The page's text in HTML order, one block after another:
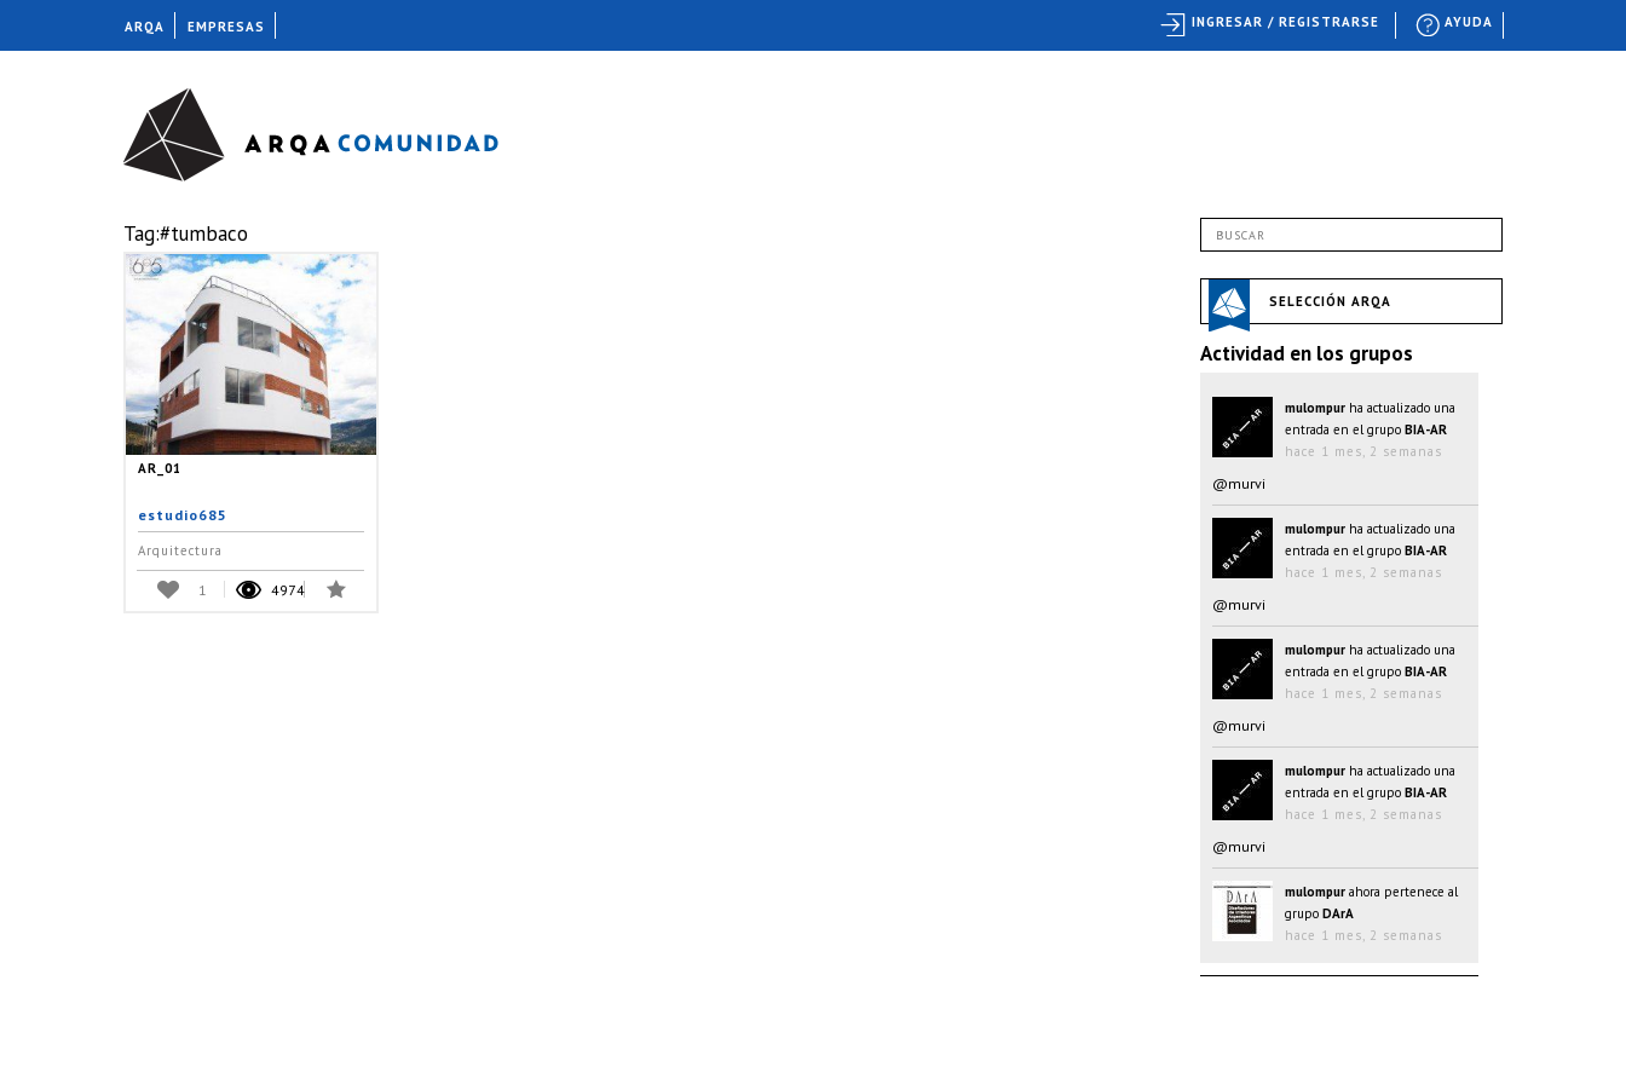
Tag:#tumbaco
AR_01
estudio685
Arquitectura
1 4974
SELECCIÓN ARQA
Actividad en los grupos
mulompur ha actualizado una
entrada en el grupo BIA-AR
hace 1 mes, 2 semanas
@murvi
mulompur ha actualizado una
entrada en el grupo BIA-AR
hace 1 mes, 2 semanas
@murvi
mulompur ha actualizado una
entrada en el grupo BIA-AR
hace 1 mes, 2 semanas
@murvi
mulompur ha actualizado una
entrada en el grupo BIA-AR
hace 1 mes, 2 semanas
@murvi
mulompur ahora pertenece al
grupo DArA
hace 1 mes, 2 semanas
ARQA EMPRESAS AYUDA
INGRESAR / REGISTRARSE